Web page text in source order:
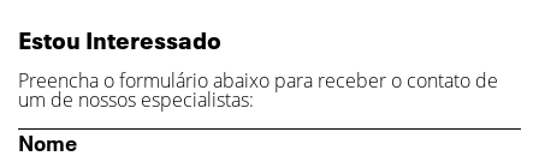
Estou Interessado
Preencha o formulário abaixo para receber o contato de
um de nossos especialistas:
Nome